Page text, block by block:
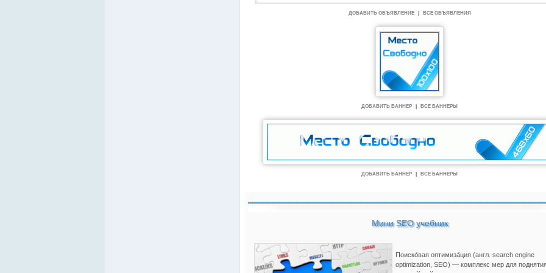
ДОБАВИТЬ ОБЪЯВЛЕНИЕ ВСЕ ОБЪЯВЛЕНИЯ
ДОБАВИТЬ БАННЕР ВСЕ БАННЕРЫ
ДОБАВИТЬ БАННЕР ВСЕ БАННЕРЫ
Мини SEO учебник
Поиско́вая оптимиза́ция (англ. search engine
optimization, SEO) — комплекс мер для